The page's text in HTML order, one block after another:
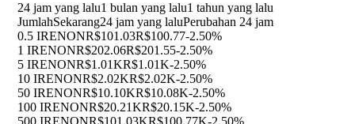
24 jam yang lalu1 bulan yang lalu1 tahun yang lalu
JumlahSekarang24 jam yang laluPerubahan 24 jam
0.5 IRENONR$101.03R$100.77-2.50%
1 IRENONR$202.06R$201.55-2.50%
5 IRENONR$1.01KR$1.01K-2.50%
10 IRENONR$2.02KR$2.02K-2.50%
50 IRENONR$10.10KR$10.08K-2.50%
100 IRENONR$20.21KR$20.15K-2.50%